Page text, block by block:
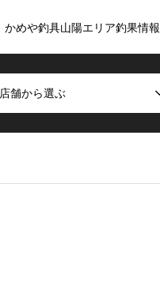
かめや釣具山陽エリア釣果情報
店舗から選ぶ